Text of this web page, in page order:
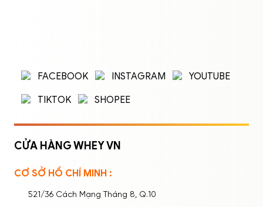
Nhập tên đăng nhập/email và mật khẩu để
Ghi nhớ mật khẩu
FACEBOOK INSTAGRAM
YOUTUBE
TIKTOK
SHOPEE
CỬA HÀNG WHEY VN
CƠ SỞ HỒ CHÍ MINH :
521/36 Cách Mạng Tháng 8, Q.10